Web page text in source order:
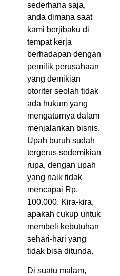
sederhana saja,
anda dimana saat
kami berjibaku di
tempat kerja
berhadapan dengan
pemilik perusahaan
yang demikian
otoriter seolah tidak
ada hukum yang
mengaturnya dalam
menjalankan bisnis.
Upah buruh sudah
tergerus sedemikian
rupa, dengan upah
yang naik tidak
mencapai Rp.
100.000. Kira-kira,
apakah cukup untuk
membeli kebutuhan
sehari-hari yang
tidak bisa ditunda.
Di suatu malam,